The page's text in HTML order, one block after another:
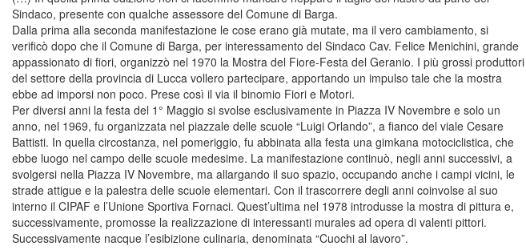
Sindaco, presente con qualche assessore del Comune di Barga.
Dalla prima alla seconda manifestazione le cose erano già mutate, ma il vero cambiamento, si
verificò dopo che il Comune di Barga, per interessamento del Sindaco Cav. Felice Menichini, grande
appassionato di fiori, organizzò nel 1970 la Mostra del Fiore-Festa del Geranio. I più grossi produttori
del settore della provincia di Lucca vollero partecipare, apportando un impulso tale che la mostra
ebbe ad imporsi non poco. Prese così il via il binomio Fiori e Motori.
Per diversi anni la festa del 1° Maggio si svolse esclusivamente in Piazza IV Novembre e solo un
anno, nel 1969, fu organizzata nel piazzale delle scuole “Luigi Orlando”, a fianco del viale Cesare
Battisti. In quella circostanza, nel pomeriggio, fu abbinata alla festa una gimkana motociclistica, che
ebbe luogo nel campo delle scuole medesime. La manifestazione continuò, negli anni successivi, a
svolgersi nella Piazza IV Novembre, ma allargando il suo spazio, occupando anche i campi vicini, le
strade attigue e la palestra delle scuole elementari. Con il trascorrere degli anni coinvolse al suo
interno il CIPAF e l’Unione Sportiva Fornaci. Quest’ultima nel 1978 introdusse la mostra di pittura e,
successivamente, promosse la realizzazione di interessanti murales ad opera di valenti pittori.
Successivamente nacque l’esibizione culinaria, denominata “Cuochi al lavoro”.